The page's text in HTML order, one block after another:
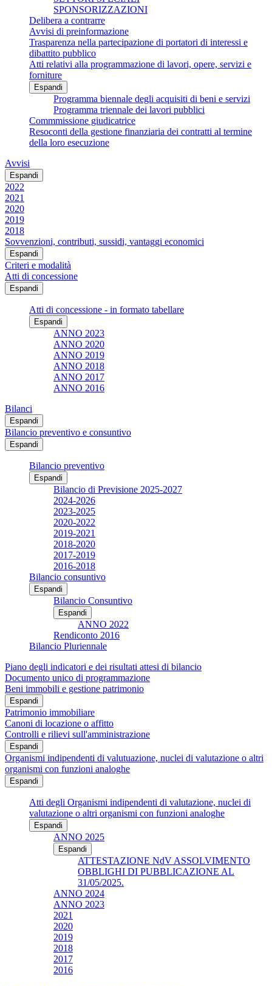
SPONSORIZZAZIONI
Delibera a contrarre
Avvisi di preinformazione
Trasparenza nella partecipazione di portatori di interessi e
dibattito pubblico
Atti relativi alla programmazione di lavori, opere, servizi e
forniture
Espandi
Programma biennale degli acquisiti di beni e servizi
Programma triennale dei lavori pubblici
Commmissione giudicatrice
Resoconti della gestione finanziaria dei contratti al termine
della loro esecuzione
Avvisi
Espandi
2022
2021
2020
2019
2018
Sovvenzioni, contributi, sussidi, vantaggi economici
Espandi
Criteri e modalità
Atti di concessione
Espandi
Atti di concessione - in formato tabellare
Espandi
ANNO 2023
ANNO 2020
ANNO 2019
ANNO 2018
ANNO 2017
ANNO 2016
Bilanci
Espandi
Bilancio preventivo e consuntivo
Espandi
Bilancio preventivo
Espandi
Bilancio di Previsione 2025-2027
2024-2026
2023-2025
2020-2022
2019-2021
2018-2020
2017-2019
2016-2018
Bilancio consuntivo
Espandi
Bilancio Consuntivo
Espandi
ANNO 2022
Rendiconto 2016
Bilancio Pluriennale
Piano degli indicatori e dei risultati attesi di bilancio
Documento unico di programmazione
Beni immobili e gestione patrimonio
Espandi
Patrimonio immobiliare
Canoni di locazione o affitto
Controlli e rilievi sull'amministrazione
Espandi
Organismi indipendenti di valutuazione, nuclei di valutazione o altri
organismi con funzioni analoghe
Espandi
Atti degli Organismi indipendenti di valutazione, nuclei di
valutazione o altri organismi con funzioni analoghe
Espandi
ANNO 2025
Espandi
ATTESTAZIONE NdV ASSOLVIMENTO
OBBLIGHI DI PUBBLICAZIONE AL
31/05/2025.
ANNO 2024
ANNO 2023
2021
2020
2019
2018
2017
2016